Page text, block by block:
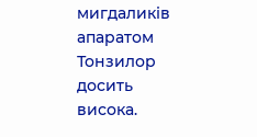
мигдаликів
апаратом
Тонзилор
досить
висока.